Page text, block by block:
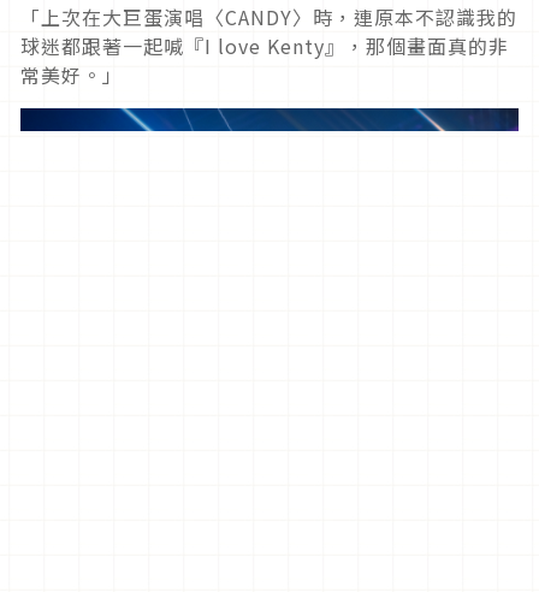
「上次在大巨蛋演唱〈CANDY〉時，連原本不認識我的
球迷都跟著一起喊『I love Kenty』，那個畫面真的非
常美好。」